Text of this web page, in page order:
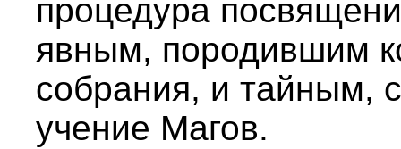
процедура
явным, породившим
собрания, и тайным,
учение Магов.